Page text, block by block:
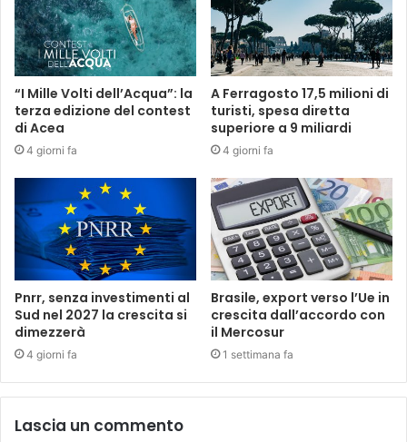
“I Mille Volti dell’Acqua”: la
terza edizione del contest
di Acea
4 giorni fa
A Ferragosto 17,5 milioni di
turisti, spesa diretta
superiore a 9 miliardi
4 giorni fa
Pnrr, senza investimenti al
Sud nel 2027 la crescita si
dimezzerà
4 giorni fa
Brasile, export verso l’Ue in
crescita dall’accordo con
il Mercosur
1 settimana fa
Lascia un commento